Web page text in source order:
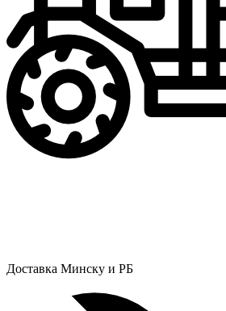
Доставка Минску и РБ